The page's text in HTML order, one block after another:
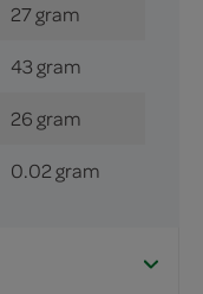
27 gram
43 gram
26 gram
0.02 gram